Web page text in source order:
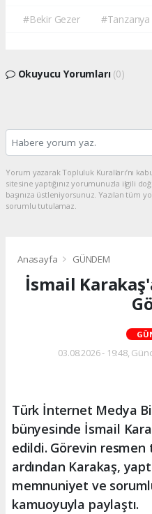
#Bekir Gezer #Tanzanya
Okuyucu Yorumları (0)
Yorum yazarak Topluluk Kuralları’nı
sitesine yaptığınız yorumunuzla ilgili
başınıza üstleniyorsunuz. Yazılan
sorumlu tutulamaz.
Anasayfa GÜNDEM
İsmail
03.08.2026 - 19:48,
Türk İnternet Medya
bünyesinde İsmail
edildi. Görevin
ardından Karakaş,
memnuniyet ve
kamuoyuyla paylaştı.